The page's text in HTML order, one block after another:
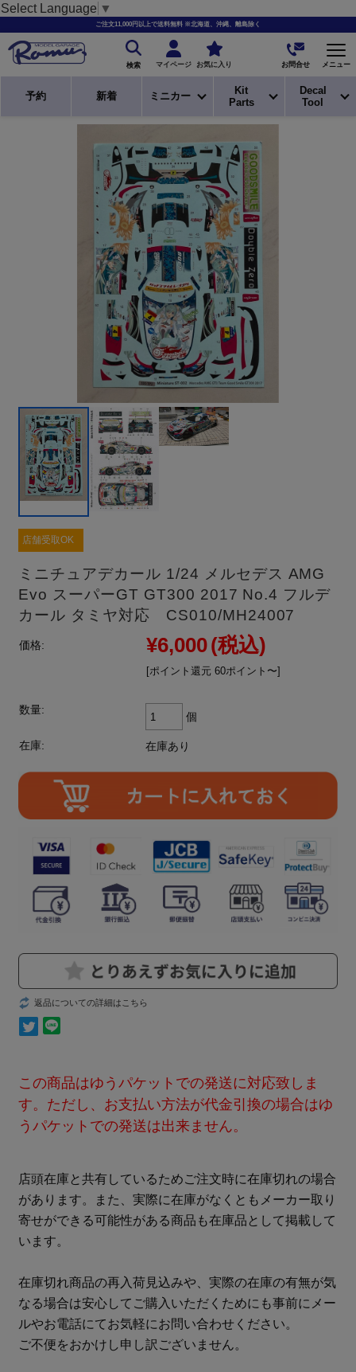
Select Language ▼
ご注文11,000円以上で送料無料 ※北海道、沖縄、離島除く
検索 マイページ お気に入り お問合せ メニュー
予約 新着 ミニカー
Kit
Parts
Decal
Tool
店舗受取OK
ミニチュアデカール 1/24 メルセデス AMG
Evo スーパーGT GT300 2017 No.4 フルデ
カール タミヤ対応 CS010/MH24007
価格: ¥6,000(税込)
[ポイント還元 60ポイント〜]
数量:
個
在庫: 在庫あり
返品についての詳細はこちら
この商品はゆうパケットでの発送に対応致しま
す。ただし、お支払い方法が代金引換の場合はゆ
うパケットでの発送は出来ません。
店頭在庫と共有しているためご注文時に在庫切れの場合
があります。また、実際に在庫がなくともメーカー取り
寄せができる可能性がある商品も在庫品として掲載して
います。
在庫切れ商品の再入荷見込みや、実際の在庫の有無が気
なる場合は安心してご購入いただくためにも事前にメー
ルやお電話にてお気軽にお問い合わせください。
ご不便をおかけし申し訳ございません。